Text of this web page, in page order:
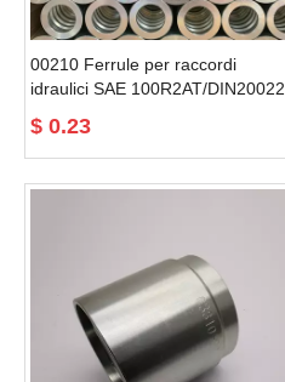
00210 Ferrule per raccordi
idraulici SAE 100R2AT/DIN20022
$ 0.23